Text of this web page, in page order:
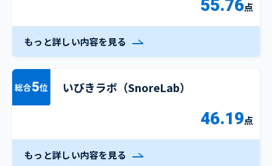
55.76点
もっと詳しい内容を見る
総合5位 いびきラボ（SnoreLab）
46.19点
もっと詳しい内容を見る